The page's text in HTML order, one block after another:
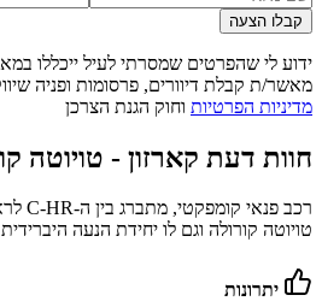
קבלו הצעה
ידוע לי שהפרטים שמסרתי לעיל ייכללו
מאשר/ת קבלת דיוורים, פרסומות ופניה
מדיניות הפרטיות וחוק הגנת הצרכן
חוות דעת קארזון - טויוטה
טויוטה קורולה וגם לו יחידת הנעה היברידית
יתרונות